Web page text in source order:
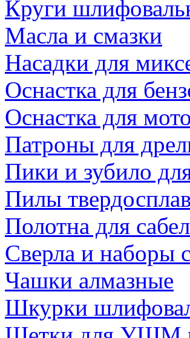
Круги
Масла и смазки
Насадки для
Оснастка для
Оснастка для
Патроны для
Пики и зубило
Пилы
Полотна для
Сверла и наборы
Чашки алмазные
Шкурки